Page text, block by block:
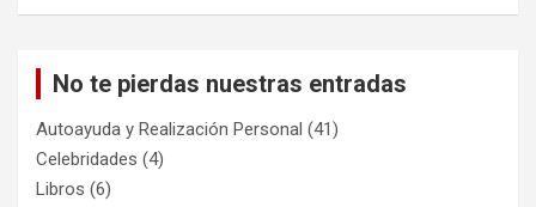
No te pierdas nuestras entradas
Autoayuda y Realización Personal (41)
Celebridades (4)
Libros (6)